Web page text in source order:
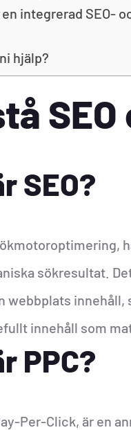
integrerad SEO-
hjälp?
SEO
SEO?
sökresultat.
webbplats innehåll,
innehåll som
PPC?
Per-Click, är en